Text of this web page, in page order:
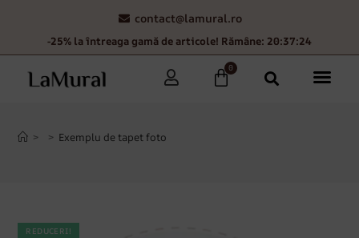
contact@lamural.ro
-25% la întreaga gamă de articole! Rămâne: 20:37:23
0
> > Exemplu de tapet foto
REDUCERI!